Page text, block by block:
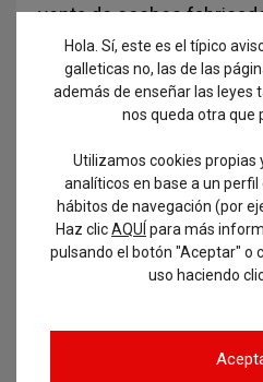
venta de coches
cuestión de tiempo
países adopten medidas
contrarrestar. El
situación en la que todos
convierte…
Leer
Hola. Sí, este es el típico
galleticas no, las de las
además de enseñar las leyes
nos queda otra que
Utilizamos cookies propias
analíticos en base a un
hábitos de navegación (por
Haz clicAQUÍ para más
pulsando el botón "Aceptar" o
uso haciendo